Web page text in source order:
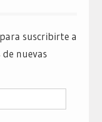
suscribirte a
nuevas